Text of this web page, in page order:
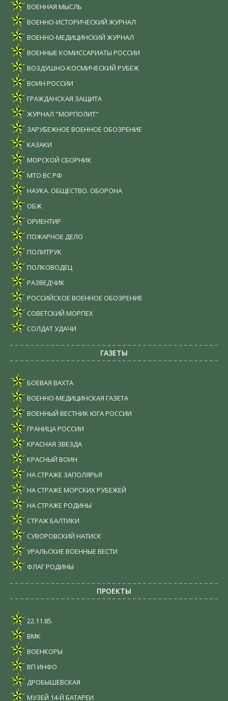
ВОЕННАЯ МЫСЛЬ
ВОЕННО-ИСТОРИЧЕСКИЙ ЖУРНАЛ
ВОЕННО-МЕДИЦИНСКИЙ ЖУРНАЛ
ВОЕННЫЕ КОМИССАРИАТЫ РОССИИ
ВОЗДУШНО-КОСМИЧЕСКИЙ РУБЕЖ
ВОИН РОССИИ
ГРАЖДАНСКАЯ ЗАЩИТА
ЖУРНАЛ "МОРПОЛИТ"
ЗАРУБЕЖНОЕ ВОЕННОЕ ОБОЗРЕНИЕ
КАЗАКИ
МОРСКОЙ СБОРНИК
МТО ВС РФ
НАУКА. ОБЩЕСТВО. ОБОРОНА
ОБЖ
ОРИЕНТИР
ПОЖАРНОЕ ДЕЛО
ПОЛИТРУК
ПОЛКОВОДЕЦ
РАЗВЕДЧИК
РОССИЙСКОЕ ВОЕННОЕ ОБОЗРЕНИЕ
СОВЕТСКИЙ МОРПЕХ
СОЛДАТ УДАЧИ
ГАЗЕТЫ
БОЕВАЯ ВАХТА
ВОЕННО-МЕДИЦИНСКАЯ ГАЗЕТА
ВОЕННЫЙ ВЕСТНИК ЮГА РОССИИ
ГРАНИЦА РОССИИ
КРАСНАЯ ЗВЕЗДА
КРАСНЫЙ ВОИН
НА СТРАЖЕ ЗАПОЛЯРЬЯ
НА СТРАЖЕ МОРСКИХ РУБЕЖЕЙ
НА СТРАЖЕ РОДИНЫ
СТРАЖ БАЛТИКИ
СУВОРОВСКИЙ НАТИСК
УРАЛЬСКИЕ ВОЕННЫЕ ВЕСТИ
ФЛАГ РОДИНЫ
ПРОЕКТЫ
22.11.85.
ВМК
ВОЕНКОРЫ
ВП ИНФО
ДРОБЫШЕВСКАЯ
МУЗЕЙ 14-Й БАТАРЕИ